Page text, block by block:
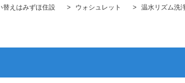
替えはみずほ住設 ウォシュレット 温水リズム洗